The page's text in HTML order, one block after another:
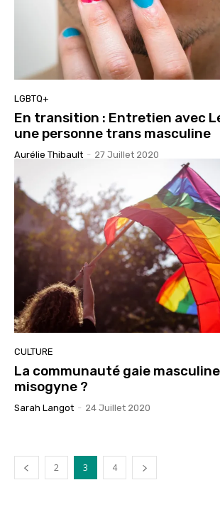
LGBTQ+
En transition : Entretien avec
une personne trans masculine
Aurélie Thibault - 27 Juillet 2020
CULTURE
La communauté gaie
misogyne ?
Sarah Langot - 24 Juillet 2020
2 3 4